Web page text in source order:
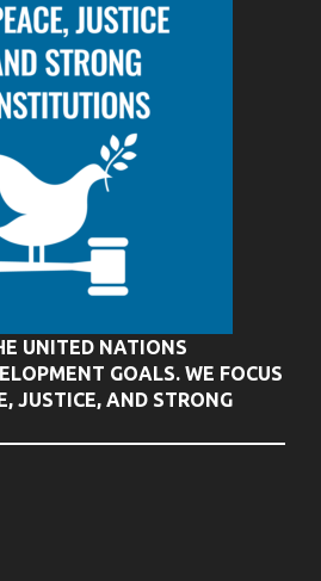
UNITED NATIONS
GOALS. WE FOCUS
JUSTICE, AND STRONG